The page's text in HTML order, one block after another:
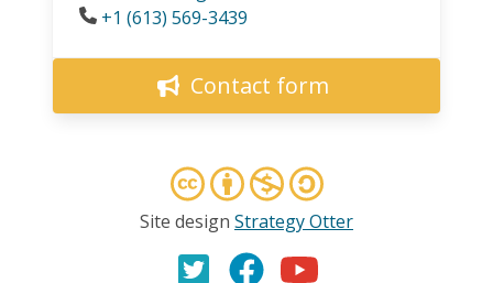
Phone
+1 (613) 569-3439
Contact form
Site design Strategy Otter